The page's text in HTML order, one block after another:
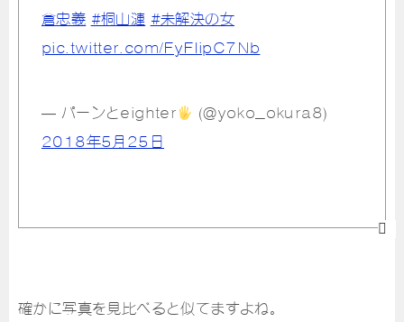
倉忠義 #桐山漣 #未解決の女
pic.twitter.com/FyFIipC7Nb
— パーンとeighter
(@yoko_okura8)
2018年5月25日
確かに写真を見比べると似てますよね。